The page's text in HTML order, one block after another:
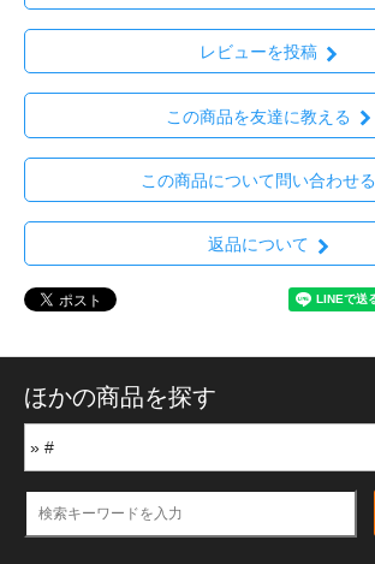
レビューを投稿
この商品を友達に教える
この商品について問い合わせる
返品について
ほかの商品を探す